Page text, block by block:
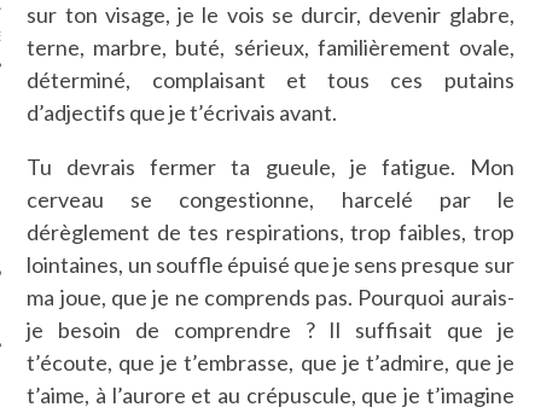
SUIVEZ-NOUS
CARAVELLE
sur ton visage, je le vois se durcir, devenir glabre,
terne, marbre, buté, sérieux, familièrement ovale,
déterminé, complaisant et tous ces putains
d’adjectifs que je t’écrivais avant.
Tu devrais fermer ta gueule, je fatigue. Mon
cerveau se congestionne, harcelé par le
dérèglement de tes respirations, trop faibles, trop
lointaines, un souffle épuisé que je sens presque sur
ma joue, que je ne comprends pas. Pourquoi aurais-
je besoin de comprendre ? Il suffisait que je
t’écoute, que je t’embrasse, que je t’admire, que je
t’aime, à l’aurore et au crépuscule, que je t’imagine